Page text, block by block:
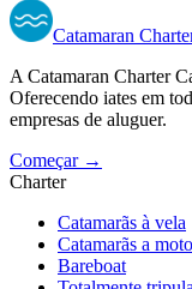
Catamaran
A Catamaran Charter
Oferecendo iates em
empresas de aluguer.
Começar →
Charter
Catamarãs à vela
Catamarãs a
Bareboat